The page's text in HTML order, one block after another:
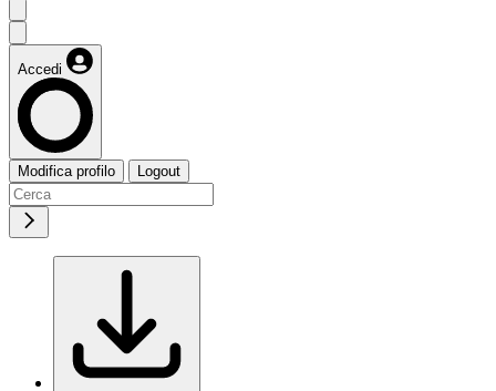
Accedi
Modifica profilo Logout